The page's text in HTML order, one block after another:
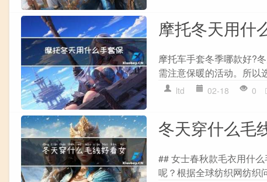
摩托冬天用什
摩托车手套冬季哪款好?
需注意保暖的活动。所以
ltd 02-18 0
冬天穿什么毛
## 女士春秋款毛衣用什
呢？根据全球纺织网纺织